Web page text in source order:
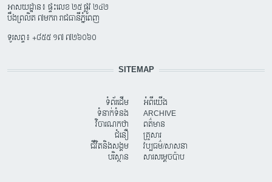
អាសយដ្ឋាន៖ ផ្ទះលេខ ២៥ ផ្លូវ ២៤២
បឹងព្រលិត ៧មករា រាជធានីភ្នំពេញ
ទូរសព្ទ៖ +៨៥៥ ១៧ ៧២៦០៦០
SITEMAP
ទំព័រដើម
ទំនាក់ទំនង
វិចារណកថា
ជំនឿ
ជីវិតនិងសង្គម
បរិស្ថាន
អំពីយើង
ARCHIVE
ពត៌មាន
គ្រួសារ
វប្បធម៌/សាសនា
សារសម្តេចប៉ាប